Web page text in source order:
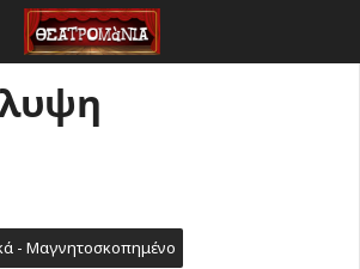
- Μαγνητοσκοπημένο